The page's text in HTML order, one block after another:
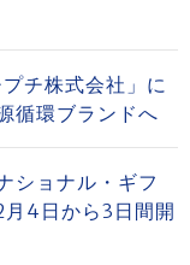
チ株式会社」に
循環ブランドへ
ショナル・ギフ
4日から3日間開